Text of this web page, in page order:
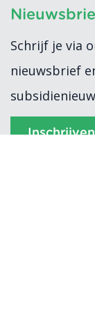
Schrijf je via
nieuwsbrief
Inschrijven